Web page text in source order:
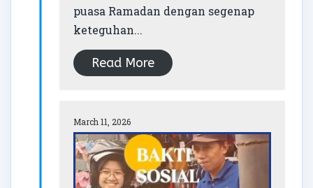
puasa Ramadan dengan segenap
keteguhan...
Read More
March 11, 2026